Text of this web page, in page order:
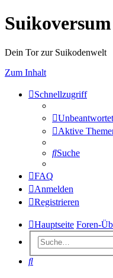
Dein Tor zur Suikodenwelt
Zum Inhalt
Schnellzugriff
Aktive
Suche
FAQ
Anmelden
Registrieren
Hauptseite Foren-
Suche